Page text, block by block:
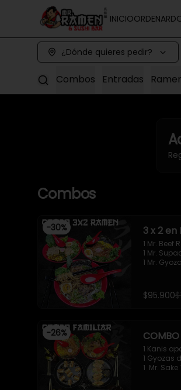
INICIOORDENAR
¿Dónde quieres pedir?
Combos Entradas
Combos
-30% 3 x 2 en
1 Mr. Beef
1 Mr.
1 Mr.
$95.900
-26% COMBO
1 Kanis
1 Gyozas
1  Mr.